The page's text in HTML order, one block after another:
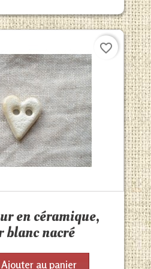
en céramique,
blanc nacré
Ajouter au panier
favorite_border